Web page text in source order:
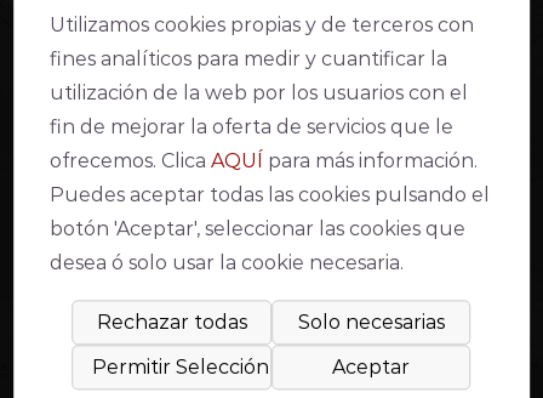
Declaración de accesibilidad web
Condiciones de venta y acceso
Aviso Legal
Política de cookies
Compromiso con la protección de datos personales
Inventario de actividades de tratamiento
Modo lectura fácil
Utilizamos cookies propias y de terceros con
fines analíticos para medir y cuantificar la
utilización de la web por los usuarios con el
fin de mejorar la oferta de servicios que le
ofrecemos. ClicaAQUÍ
para más información.
Puedes aceptar todas las cookies pulsando el
botón 'Aceptar', seleccionar las cookies que
desea ó solo usar la cookie necesaria.